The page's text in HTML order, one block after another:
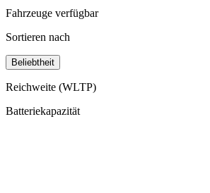
Fahrzeuge verfügbar
Sortieren nach
Beliebtheit
Reichweite (WLTP)
Batteriekapazität